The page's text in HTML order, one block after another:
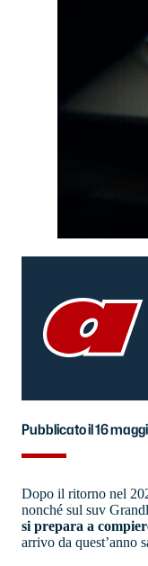
Pubblicato il 16
Dopo il ritorno nel
nonché sul suv
si prepara a
arrivo da quest’anno